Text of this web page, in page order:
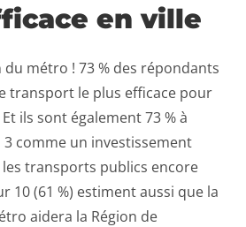
en ville
du métro ! 73 % des répondants
transport le plus efficace pour
ils sont également 73 % à
comme un investissement
transports publics encore
10 (61 %) estiment aussi que la
aidera la Région de